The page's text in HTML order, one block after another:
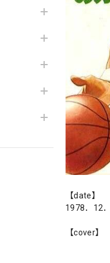
【date】
1978．12
【cover】